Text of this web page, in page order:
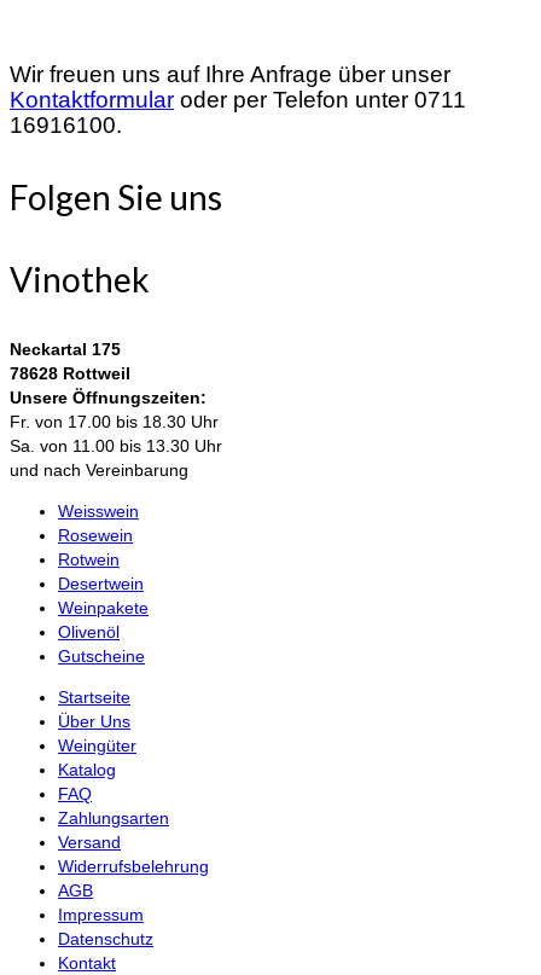
Wir freuen uns auf Ihre Anfrage über unser
Kontaktformular oder per Telefon unter 0711
16916100.
Folgen Sie uns
Vinothek
Neckartal 175
78628 Rottweil
Unsere Öffnungszeiten:
Fr. von 17.00 bis 18.30 Uhr
Sa. von 11.00 bis 13.30 Uhr
und nach Vereinbarung
Weisswein
Rosewein
Rotwein
Desertwein
Weinpakete
Olivenöl
Gutscheine
Startseite
Über Uns
Weingüter
Katalog
FAQ
Zahlungsarten
Versand
Widerrufsbelehrung
AGB
Impressum
Datenschutz
Kontakt